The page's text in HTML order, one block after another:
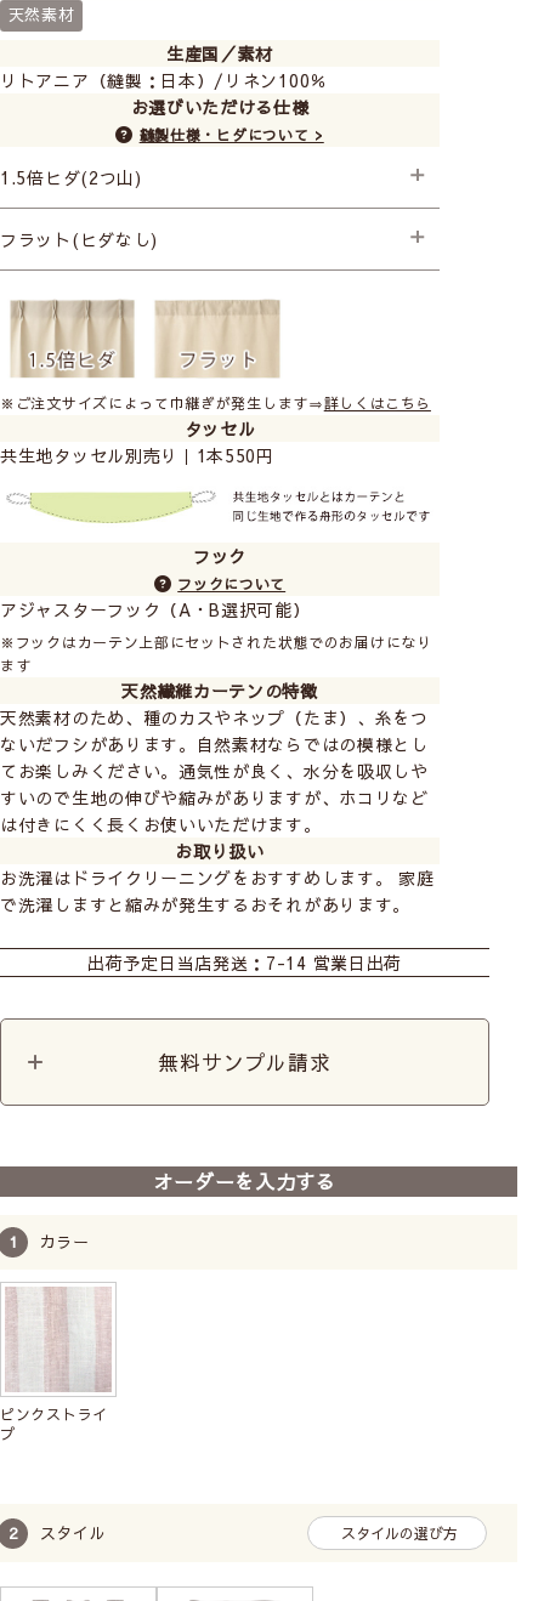
天然素材
生産国／素材
リトアニア（縫製：日本）/リネン100％
お選びいただける仕様
縫製仕様・ヒダについて >
1.5倍ヒダ(2つ山)
├プレミアム縫製
フラット(ヒダなし)
├プレミアム縫製
※ご注文サイズによって巾継ぎが発生します⇒詳しくはこちら
タッセル
共生地タッセル別売り｜1本550円
フック
フックについて
アジャスターフック（A・B選択可能）
※フックはカーテン上部にセットされた状態でのお届けになり
ます
天然繊維カーテンの特徴
天然素材のため、種のカスやネップ（たま）、糸をつ
ないだフシがあります。自然素材ならではの模様とし
てお楽しみください。通気性が良く、水分を吸収しや
すいので生地の伸びや縮みがありますが、ホコリなど
は付きにくく長くお使いいただけます。
お取り扱い
お洗濯はドライクリーニングをおすすめします。 家庭
で洗濯しますと縮みが発生するおそれがあります。
出荷予定日 当店発送：7-14 営業日出荷
無料サンプル請求
オーダーを入力する
カラー
ピンクストライ
プ
スタイル スタイルの選び方